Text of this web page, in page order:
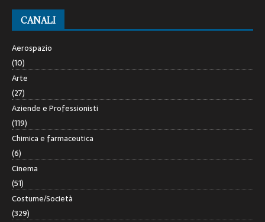
CANALI
Aerospazio
(10)
Arte
(27)
Aziende e Professionisti
(119)
Chimica e farmaceutica
(6)
Cinema
(51)
Costume/Società
(329)